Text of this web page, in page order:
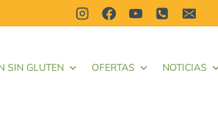
SIN GLUTEN OFERTAS NOTICIAS